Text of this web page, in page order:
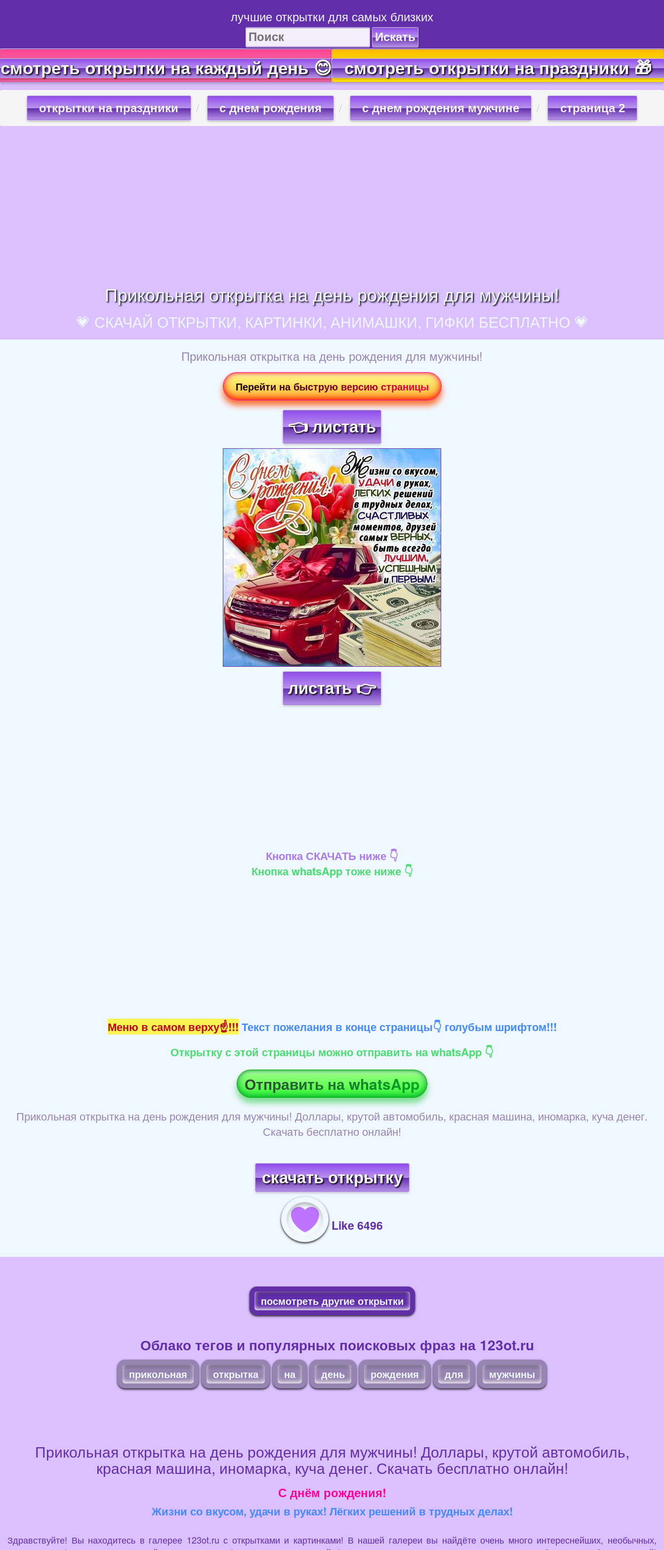
лучшие открытки для самых близких
Искать
смотреть открытки на каждый день 😊 смотреть открытки на праздники 🎁
открытки на праздники с днем рождения с днем рождения мужчине страница 2
Прикольная открытка на день рождения для мужчины!
💗 СКАЧАЙ ОТКРЫТКИ, КАРТИНКИ, АНИМАШКИ, ГИФКИ БЕСПЛАТНО 💗
Прикольная открытка на день рождения для мужчины!
Перейти на быструю версию страницы
👈 листать
Загрузка картинки...
листать 👉
Кнопка СКАЧАТЬ ниже 👇
Кнопка whatsApp тоже ниже 👇
Меню в самом верху☝!!! Текст пожелания в конце страницы👇 голубым шрифтом!!!
Открытку с этой страницы можно отправить на whatsApp 👇
Отправить на whatsApp
Прикольная открытка на день рождения для мужчины! Доллары, крутой автомобиль, красная машина, иномарка, куча денег.
Скачать бесплатно онлайн!
скачать открытку
Like 6496
посмотреть другие открытки
Облако тегов и популярных поисковых фраз на 123ot.ru
прикольная открытка на день рождения для мужчины
Прикольная открытка на день рождения для мужчины! Доллары, крутой автомобиль,
красная машина, иномарка, куча денег. Скачать бесплатно онлайн!
С днём рождения!
Жизни со вкусом, удачи в руках! Лёгких решений в трудных делах!
Здравствуйте! Вы находитесь в галерее 123ot.ru с открытками и картинками! В нашей галереи вы найдёте очень много интереснейших, необычных,